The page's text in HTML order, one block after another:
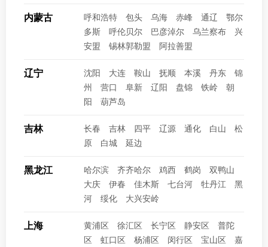
内蒙古 呼和浩特 包头 乌海 赤峰 通辽
鄂尔
多斯
呼伦贝尔 巴彦淖尔 乌兰察布
兴
安盟
锡林郭勒盟 阿拉善盟
辽宁 沈阳 大连 鞍山 抚顺 本溪 丹东
锦
州
营口 阜新 辽阳 盘锦 铁岭
朝
阳
葫芦岛
吉林 长春 吉林 四平 辽源 通化 白山
松
原
白城 延边
黑龙江 哈尔滨 齐齐哈尔 鸡西 鹤岗
双鸭山
大庆
伊春 佳木斯 七台河 牡丹江
黑
河
绥化 大兴安岭
上海 黄浦区 徐汇区 长宁区 静安区
普陀
区
虹口区 杨浦区 闵行区 宝山区
嘉